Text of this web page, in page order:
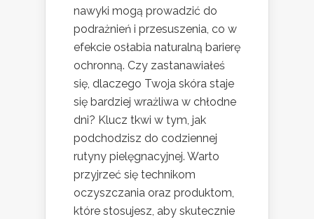
nawyki mogą prowadzić do
podrażnień i przesuszenia, co w
efekcie osłabia naturalną barierę
ochronną. Czy zastanawiałeś
się, dlaczego Twoja skóra staje
się bardziej wrażliwa w chłodne
dni? Klucz tkwi w tym, jak
podchodzisz do codziennej
rutyny pielęgnacyjnej. Warto
przyjrzeć się technikom
oczyszczania oraz produktom,
które stosujesz, aby skutecznie